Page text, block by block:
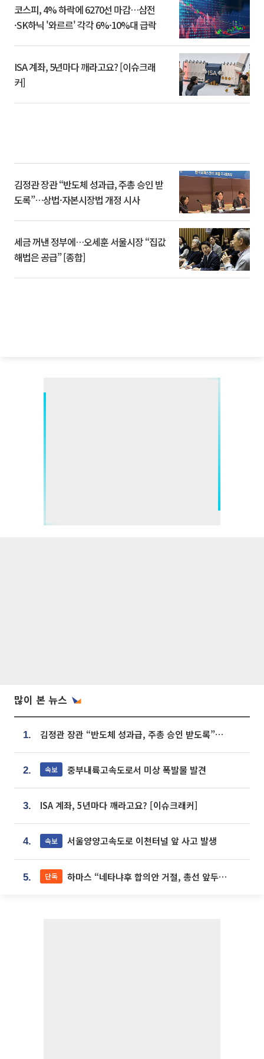
코스피, 4% 하락에 6270선 마감…삼전
·SK하닉 '와르르' 각각 6%·10%대 급락
ISA 계좌, 5년마다 깨라고요? [이슈크래
커]
김정관 장관 “반도체 성과급, 주총 승인 받
도록”…상법·자본시장법 개정 시사
세금 꺼낸 정부에…오세훈 서울시장 “집값
해법은 공급” [종합]
많이 본 뉴스
1. 김정관 장관 “반도체 성과급, 주총 승인 받도록”…상법·자본시장법 개정 시사
2. 속보 중부내륙고속도로서 미상 폭발물 발견
3. ISA 계좌, 5년마다 깨라고요? [이슈크래커]
4. 속보 서울양양고속도로 이천터널 앞 사고 발생
5. 단독 하마스 “네타냐후 합의안 거절, 총선 앞두고 시간 끌기”